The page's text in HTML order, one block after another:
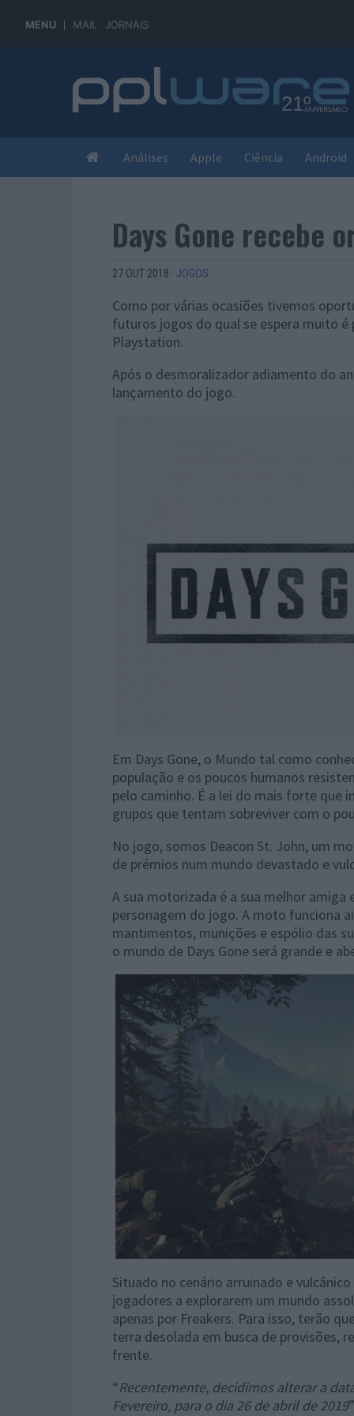
MENU MAIL JORNAIS
Análises Apple Ciência Android
Days Gone recebe
27 OUT 2018 · JOGOS
Como por várias ocasiões tivemos
futuros jogos do qual se espera muito é
Playstation.
Após o desmoralizador adiamento do
lançamento do jogo.
Em Days Gone, o Mundo tal como
população e os poucos humanos
pelo caminho. É a lei do mais forte que
grupos que tentam sobreviver com o
No jogo, somos Deacon St. John, um
de prémios num mundo devastado e
A sua motorizada é a sua melhor
personagem do jogo. A moto funciona
mantimentos, munições e espólio das
o mundo de Days Gone será grande e
Situado no cenário arruinado e
jogadores a explorarem um mundo
apenas por Freakers. Para isso, terão
terra desolada em busca de provisões,
frente.
“Recentemente, decidimos alterar a
Fevereiro, para o dia 26 de abril de 2019